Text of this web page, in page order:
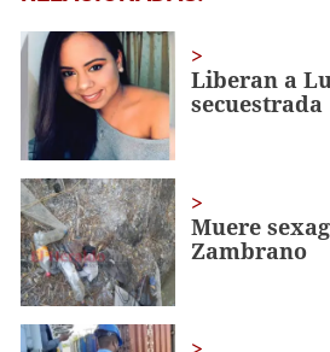
seconds
1
minute,
29
secondsVolume
0%
Liberan a
secuestrada
Muere
Zambrano